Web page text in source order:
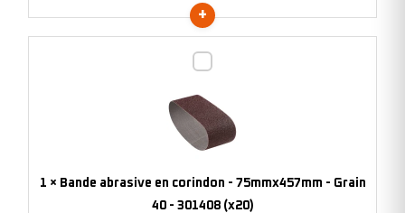
(x10)
en
corindon
-
1 × Bande abrasive en corindon - 75mmx457mm - Grain
40 - 301408 (x20)